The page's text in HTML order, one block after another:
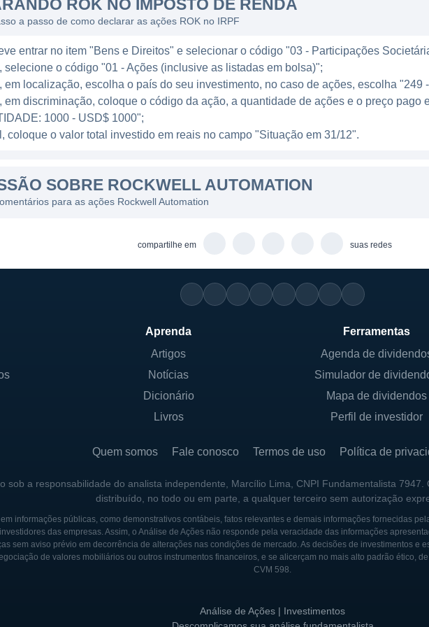
de dados em tempo real.
que conecta máquinas e sistemas para facilitar a coleta e análise de
tomem decisões mais informadas e gerenciem melhor seus processos
e reduzindo custos.
DE NEGÓCIO E LINHAS DE PRODUTOS
mas também serviços de suporte e consultoria. A empresa foca em
clientes, ajudando-os a adotar tecnologias que atendam às suas
de gerenciamento de dados e análise;
inteligente e tecnologias de IoT;
de consultoria e integração de sistemas.
Automation adota uma abordagem centrada no cliente, buscando
cada setor em que atua. A empresa investe fortemente em pesquisa e
suas soluções e garantir que estejam sempre na vanguarda da tecnologia
E PRINCIPAIS SÓCIOS
Automation é uma empresa de capital aberto, e suas ações são
A empresa possui uma base diversificada de acionistas, que incluem
institucionais e pessoas físicas. O controle da empresa é exercido por
governamental direta no controle da Rockwell.
sócios da Rockwell Automation incluem instituições financeiras
têm interesse no crescimento sustentável da companhia. A governança
ROK NO IMPOSTO DE RENDA
a passo de como declarar as ações ROK no IRPF
entrar no item "Bens e Direitos" e selecionar o código "03 - Participações
selecione o código "01 - Ações (inclusive as listadas em bolsa)";
em localização, escolha o país do seu investimento, no caso de ações, escolha "249
em discriminação, coloque o código da ação, a quantidade de ações e o preço pago
1000 - USD$ 1000";
coloque o valor total investido em reais no campo "Situação em 31/12".
SOBRE ROCKWELL AUTOMATION
para as ações Rockwell Automation
compartilhe em suas redes
Aprenda
Artigos
Notícias
Dicionário
Livros
Ferramentas
Agenda de
Simulador de
Mapa de dividendos
Perfil de investidor
Quem somos Fale conosco Termos de uso Política de
sob a responsabilidade do analista independente, Marcílio Lima, CNPI Fundamentalista
distribuído, no todo ou em parte, a qualquer terceiro sem autorização
informações públicas, como demonstrativos contábeis, fatos relevantes e demais informações fornecidas
das empresas. Assim, o Análise de Ações não responde pela veracidade das informações
sem aviso prévio em decorrência de alterações nas condições de mercado. As decisões de investimentos e
de valores mobiliários ou outros instrumentos financeiros, e se alicerçam no mais alto padrão ético,
CVM 598.
Análise de Ações | Investimentos